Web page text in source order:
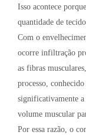
Isso acontece
quantidade de
Com o
ocorre infiltração
as fibras
processo,
significativamente
volume muscular
Por essa razão, o